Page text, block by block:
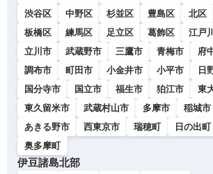
渋谷区
中野区 杉並区 豊島区 北区
板橋区
練馬区 足立区 葛飾区 江戸
立川市
武蔵野市 三鷹市 青梅市 府
調布市
町田市 小金井市 小平市 日
国分寺市
国立市 福生市 狛江市 東
東久留米市
武蔵村山市 多摩市 稲城市
あきる野市
西東京市 瑞穂町 日の出町
奥多摩町
伊豆諸島北部